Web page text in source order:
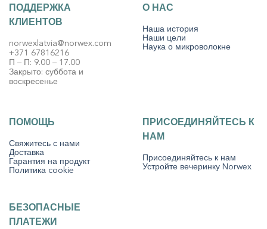
ПОДДЕРЖКА
КЛИЕНТОВ
norwexlatvia@norwex.com
+371 67816216
П – П: 9.00 – 17.00
Закрыто: суббота и
воскресенье
О НАС
Наша история
Наши цели
Наука о микроволокне
ПОМОЩЬ
Свяжитесь с нами
Доставка
Гарантия на продукт
Политика cookie
ПРИСОЕДИНЯЙТЕСЬ К
НАМ
Присоединяйтесь к нам
Устройте вечеринку Norwex
БЕЗОПАСНЫЕ
ПЛАТЕЖИ